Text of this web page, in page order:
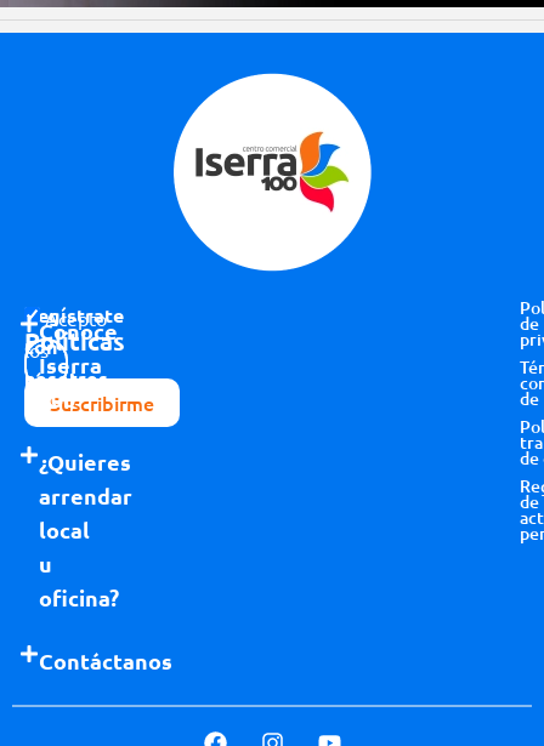
Regístrate
con
nosotros
Acepto
los
términos y
condiciones
Suscribirme
Conoce
Iserra
100
¿Quieres
arrendar
local
u
oficina?
Contáctanos
Políticas
de
de
de
de